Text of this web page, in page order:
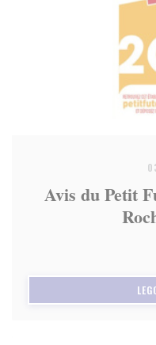
Avis du Petit